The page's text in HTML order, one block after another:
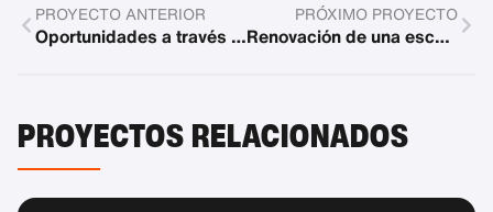
PROYECTO ANTERIOR
Oportunidades a través de la educación para los niños de los barrios de tugurios
PRÓXIMO PROYECTO
Renovación de una escuela
PROYECTOS RELACIONADOS